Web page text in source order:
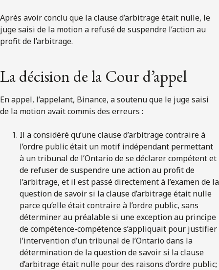
Après avoir conclu que la clause d’arbitrage était nulle, le
juge saisi de la motion a refusé de suspendre l’action au
profit de l’arbitrage.
La décision de la Cour d’appel
En appel, l’appelant, Binance, a soutenu que le juge saisi
de la motion avait commis des erreurs :
Il a considéré qu’une clause d’arbitrage contraire à
l’ordre public était un motif indépendant permettant
à un tribunal de l’Ontario de se déclarer compétent et
de refuser de suspendre une action au profit de
l’arbitrage, et il est passé directement à l’examen de la
question de savoir si la clause d’arbitrage était nulle
parce qu’elle était contraire à l’ordre public, sans
déterminer au préalable si une exception au principe
de compétence-compétence s’appliquait pour justifier
l’intervention d’un tribunal de l’Ontario dans la
détermination de la question de savoir si la clause
d’arbitrage était nulle pour des raisons d’ordre public;